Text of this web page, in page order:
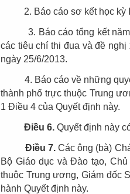
2. Báo cáo sơ kết học kỳ I
3. Báo cáo tổng kết năm
các tiêu chí thi đua và đề
ngày 25/6/2013.
4. Báo cáo về những quyết
thành phố trực thuộc Trung
1 Điều 4 của Quyết định này.
Điều 6. Quyết định này
Điều 7.Các ông (bà)
Bộ Giáo dục và Đào tạo,
thuộc Trung ương, Giám đốc
hành Quyết định này.